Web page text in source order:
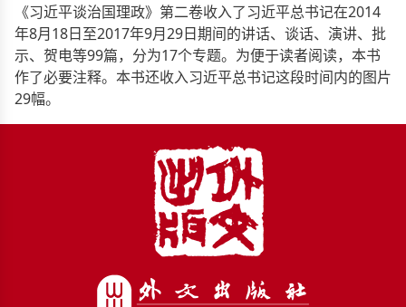
《习近平谈治国理政》第二卷收入了习近平总书记在2014
年8月18日至2017年9月29日期间的讲话、谈话、演讲、批
示、贺电等99篇，分为17个专题。为便于读者阅读，本书
作了必要注释。本书还收入习近平总书记这段时间内的图片
29幅。